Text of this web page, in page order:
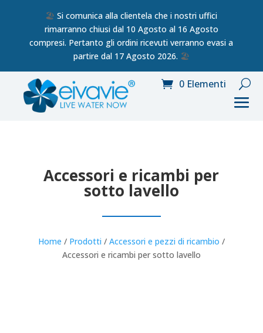
🏖️Si comunica alla clientela che i nostri uffici
rimarranno chiusi dal 10 Agosto al 16 Agosto
compresi. Pertanto gli ordini ricevuti verranno evasi a
partire dal 17 Agosto 2026. 🏖️
0 Elementi
Accessori e ricambi per
sotto lavello
Home / Prodotti / Accessori e pezzi di ricambio /
Accessori e ricambi per sotto lavello